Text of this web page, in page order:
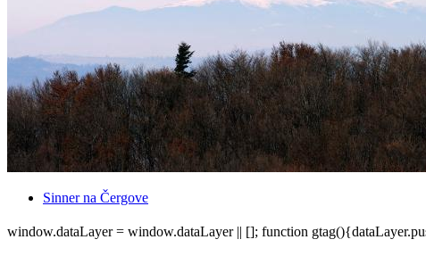
Sinner na Čergove
window.dataLayer = window.dataLayer || []; function